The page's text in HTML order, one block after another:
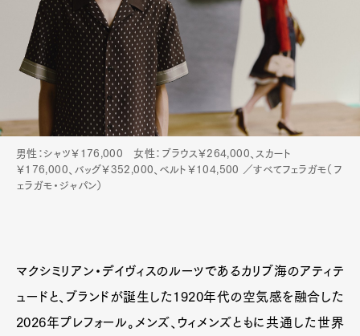
男性：シャツ￥176,000 女性：ブラウス￥264,000、スカート
￥176,000、バッグ￥352,000、ベルト￥104,500 ／すべてフェラガモ（フ
ェラガモ・ジャパン）
マクシミリアン・デイヴィスのルーツであるカリブ海のアティテ
ュードと、ブランドが誕生した1920年代の空気感を融合した
2026年プレフォール。メンズ、ウィメンズともに共通した世界